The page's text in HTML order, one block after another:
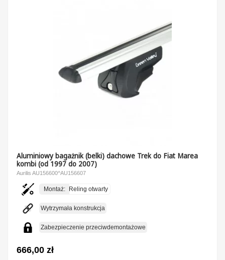
Aluminiowy bagażnik (belki) dachowe Trek do Fiat Marea
kombi (od 1997 do 2007)
Aurilis AU156600^AU156607
Montaż: Reling otwarty
Wytrzymała konstrukcja
Zabezpieczenie przeciwdemontażowe
666,00 zł